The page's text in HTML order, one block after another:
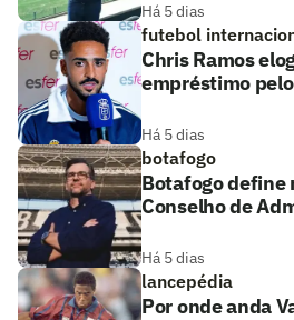
Há 5 dias
futebol
Chris Ramos
empréstimo
Há 5 dias
botafogo
Botafogo define
Conselho de
Há 5 dias
lancepédia
Por onde anda